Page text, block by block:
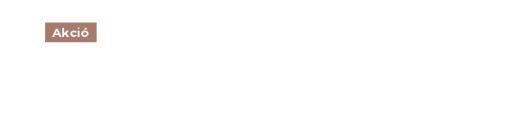
Akció